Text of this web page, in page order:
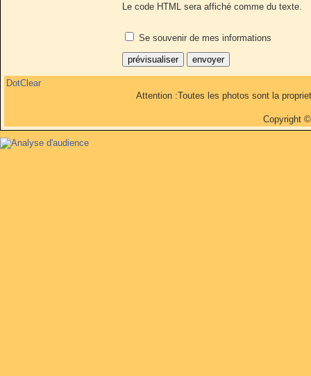
Le code HTML sera affiché comme du texte.
Se souvenir de mes informations
DotClear
Attention :Toutes les photos sont la
Copyright